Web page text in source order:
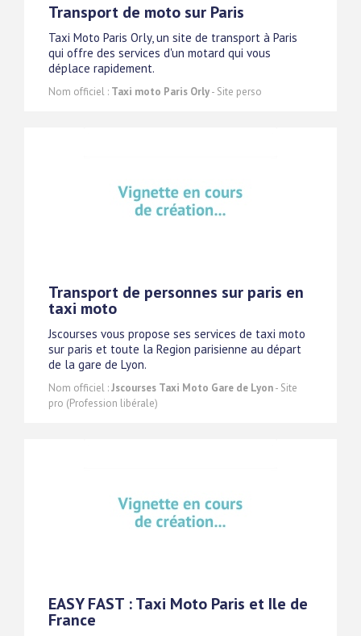
Transport de moto sur Paris
Taxi Moto Paris Orly, un site de transport à Paris
qui offre des services d'un motard qui vous
déplace rapidement.
Nom officiel : Taxi moto Paris Orly- Site perso
Transport de personnes sur paris en
taxi moto
Jscourses vous propose ses services de taxi moto
sur paris et toute la Region parisienne au départ
de la gare de Lyon.
Nom officiel :Jscourses Taxi Moto Gare de Lyon- Site
pro (Profession libérale)
EASY FAST : Taxi Moto Paris et Ile de
France